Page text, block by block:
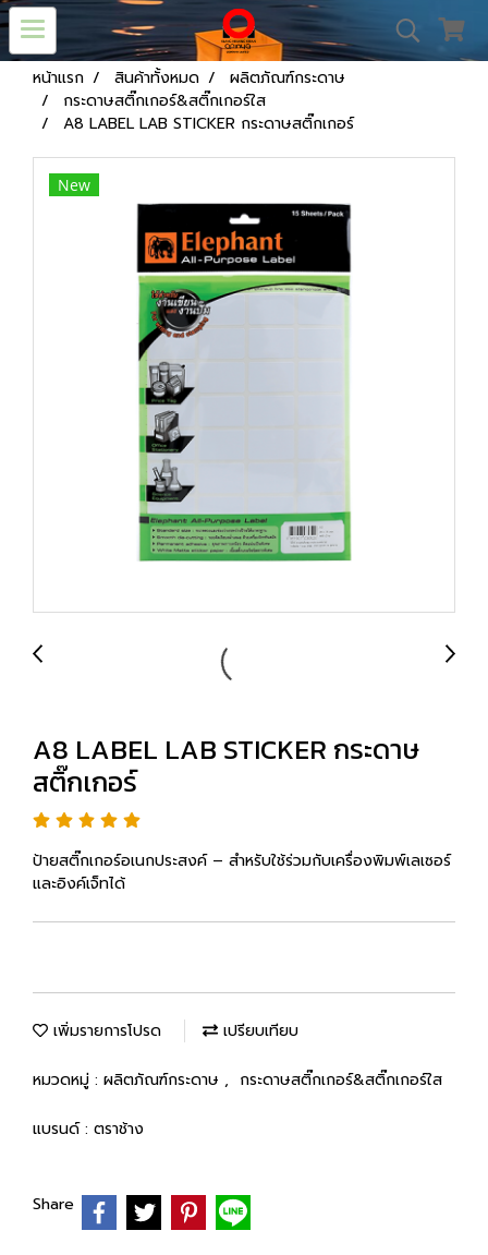
หน้าแรก สินค้าทั้งหมด
ผลิตภัณฑ์กระดาษ
กระดาษสติ๊กเกอร์&สติ๊กเกอร์ใส
A8 LABEL LAB STICKER กระดาษสติ๊กเกอร์
New
A8 LABEL LAB STICKER กระดาษ
สติ๊กเกอร์
ป้ายสติ๊กเกอร์อเนกประสงค์ – สำหรับใช้ร่วมกับเครื่องพิมพ์เลเซอร์
และอิงค์เจ็ทได้
เพิ่มรายการโปรด เปรียบเทียบ
หมวดหมู่ : ผลิตภัณฑ์กระดาษ , กระดาษสติ๊กเกอร์&สติ๊กเกอร์ใส
แบรนด์ : ตราช้าง
Share